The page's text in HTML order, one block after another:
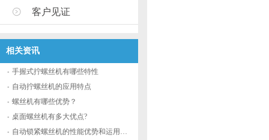
客户见证
相关资讯
手握式拧螺丝机有哪些特性
自动拧螺丝机的应用特点
螺丝机有哪些优势？
桌面螺丝机有多大优点?
自动锁紧螺丝机的性能优势和运用流程